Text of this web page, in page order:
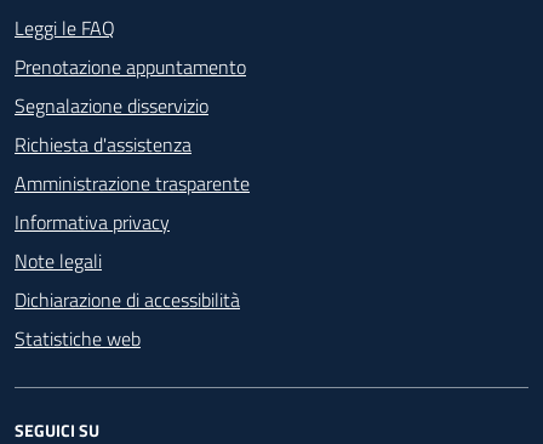
Footer - Contatti
Leggi le FAQ
Prenotazione appuntamento
Segnalazione disservizio
Richiesta d'assistenza
Amministrazione trasparente
Informativa privacy
Note legali
Dichiarazione di accessibilità
Statistiche web
SEGUICI SU